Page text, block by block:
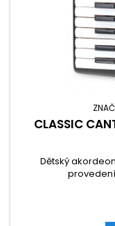
CLASSIC
Dětský